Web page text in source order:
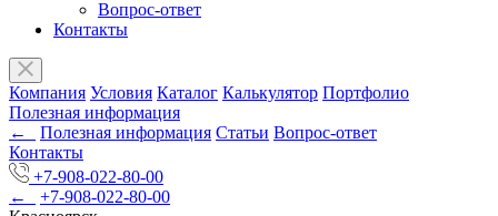
Вопрос-ответ
Контакты
Компания Условия Каталог Калькулятор Портфолио
Полезная информация
←
Полезная информация Статьи Вопрос-ответ
Контакты
+7-908-022-80-00
←
+7-908-022-80-00